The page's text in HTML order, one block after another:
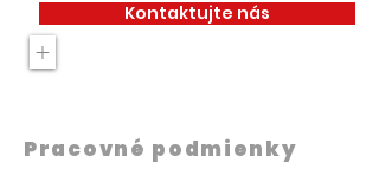
Kontaktujte nás
+
Pracovné podmienky